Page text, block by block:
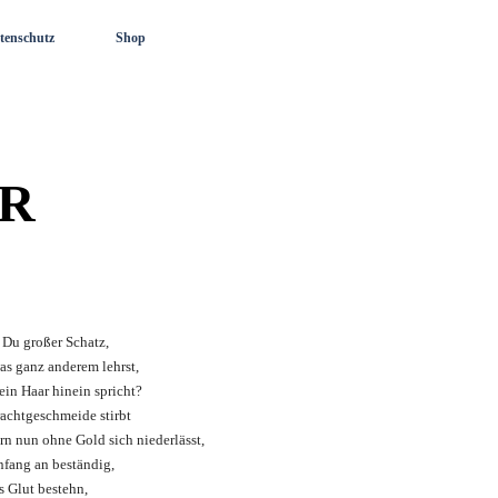
Shop
großer Schatz,
ganz anderem lehrst,
Haar hinein spricht?
stirbt
nun ohne Gold sich niederlässt,
an beständig,
Glut bestehn,